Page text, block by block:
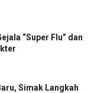
“Super Flu” dan
Simak Langkah